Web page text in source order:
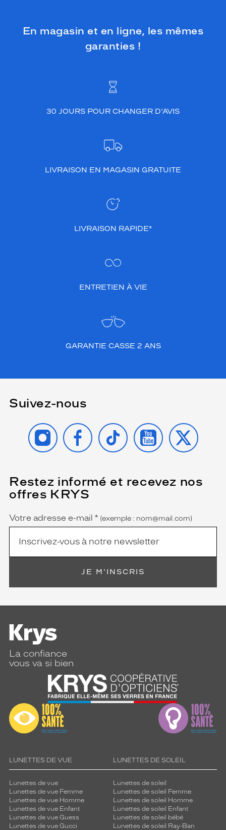
En magasin et en ligne, les mêmes
garanties !
30 JOURS POUR CHANGER D’AVIS
LIVRAISON EN MAGASIN GRATUITE
LIVRAISON RAPIDE*
ENTRETIEN À VIE
GARANTIE CASSE 2 ANS
Suivez-nous
INSTAGRAMFACEBOOK
TIKTOK YOUTUBE
X
Restez informé et recevez nos
offres KRYS
Name
Votre adresse e-mail *
(Ce
champ
est
obligatoire)
(exemple : nom@mail.com)
JE M'INSCRIS
La confiance
vous va si bien
LUNETTES DE VUE
Lunettes de vue
Lunettes de vue Femme
Lunettes de vue Homme
Lunettes de vue Enfant
Lunettes de vue Guess
Lunettes de vue Gucci
LUNETTES DE SOLEIL
Lunettes de soleil
Lunettes de soleil Femme
Lunettes de soleil Homme
Lunettes de soleil Enfant
Lunettes de soleil bébé
Lunettes de soleil Ray-Ban